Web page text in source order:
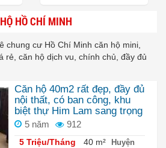
HỒ CHÍ MINH
chung cư Hồ Chí Minh căn hộ mini,
rẻ, căn hộ dịch vu, chính chủ, đầy đủ
Căn hộ 40m2 rất đẹp, đầy đủ
nội thất, có ban công, khu
biệt thự Him Lam sang trọng
5 năm 912
5 Triệu/Tháng 40 m²
Huyện